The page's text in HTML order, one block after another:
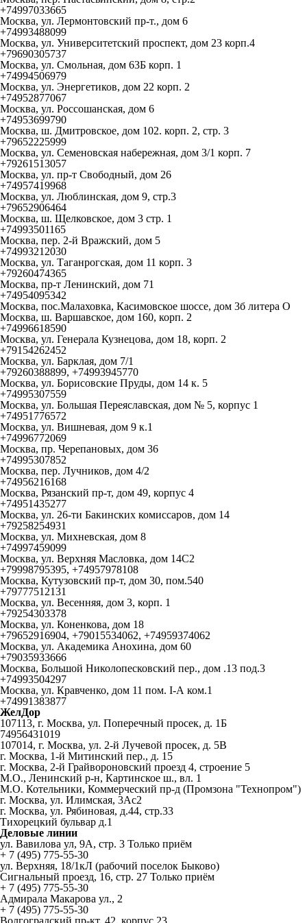
+74997033665
Москва, ул. Лермонтовский пр-т., дом 6
+74993488099
Москва, ул. Университетский проспект, дом 23 корп.4
+79690305737
Москва, ул. Смольная, дом 63Б корп. 1
+74994506979
Москва, ул. Энергетиков, дом 22 корп. 2
+74952877067
Москва, ул. Россошанская, дом 6
+74953699790
Москва, ш. Дмитровское, дом 102. корп. 2, стр. 3
+79652225999
Москва, ул. Семеновская набережная, дом 3/1 корп. 7
+79261513057
Москва, ул. пр-т Свободный, дом 26
+74957419968
Москва, ул. Люблинская, дом 9, стр.3
+79652906464
Москва, ш. Щелковское, дом 3 стр. 1
+74993501165
Москва, пер. 2-й Вражский, дом 5
+74993212030
Москва, ул. Таганрогская, дом 11 корп. 3
+79260474365
Москва, пр-т Ленинский, дом 71
+74954095342
Москва, пос.Малаховка, Касимовское шоссе, дом 3б литера О
Москва, ш. Варшавское, дом 160, корп. 2
+74996618590
Москва, ул. Генерала Кузнецова, дом 18, корп. 2
+79154262452
Москва, ул. Барклая, дом 7/1
+79260388899, +74993945770
Москва, ул. Борисовские Пруды, дом 14 к. 5
+74995307559
Москва, ул. Большая Переяславская, дом № 5, корпус 1
+74951776572
Москва, ул. Вишневая, дом 9 к.1
+74996772069
Москва, пр. Черепановых, дом 36
+74995307852
Москва, пер. Лучников, дом 4/2
+74956216168
Москва, Рязанский пр-т, дом 49, корпус 4
+74951435277
Москва, ул. 26-ти Бакинских комиссаров, дом 14
+79258254931
Москва, ул. Михневская, дом 8
+74997459099
Москва, ул. Верхняя Масловка, дом 14С2
+79998795395, +74957978108
Москва, Кутузовский пр-т, дом 30, пом.540
+79777512131
Москва, ул. Весенняя, дом 3, корп. 1
+79254303378
Москва, ул. Коненкова, дом 18
+79652916904, +79015534062, +74959374062
Москва, ул. Академика Анохина, дом 60
+79035933666
Москва, Большой Николопесковский пер., дом .13 под.3
+74993504297
Москва, ул. Кравченко, дом 11 пом. I-А ком.1
+74991383877
ЖелДор
107113, г. Москва, ул. Поперечный просек, д. 1Б
74956431019
107014, г. Москва, ул. 2-й Лучевой просек, д. 5В
г. Москва, 1-й Митинский пер., д. 15
г. Москва, 2-й Грайвороновский проезд 4, строение 5
М.О., Ленинский р-н, Картинское ш., вл. 1
М.О. Котельники, Коммерческий пр-д (Промзона "Технопром")
г. Москва, ул. Илимская, 3Ас2
г. Москва, ул. Рябиновая, д.44, стр.33
Тихорецкий бульвар д.1
Деловые линии
ул. Вавилова ул, 9А, стр. 3 Только приём
+ 7 (495) 775-55-30
ул. Верхняя, 18/1кЛ (рабочий поселок Быково)
Сигнальный проезд, 16, стр. 27 Только приём
+ 7 (495) 775-55-30
Адмирала Макарова ул., 2
+ 7 (495) 775-55-30
Волгоградский пр-кт, 42, корпус 23